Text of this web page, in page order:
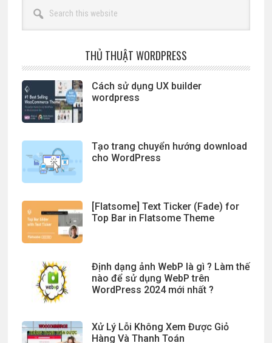
this
website
THỦ THUẬT WORDPRESS
Cách sử dụng UX builder
wordpress
Tạo trang chuyển hướng download
cho WordPress
[Flatsome] Text Ticker (Fade) for
Top Bar in Flatsome Theme
Định dạng ảnh WebP là gì ? Làm thế
nào để sử dụng WebP trên
WordPress 2024 mới nhất ?
Xử Lý Lỗi Không Xem Được Giỏ
Hàng Và Thanh Toán